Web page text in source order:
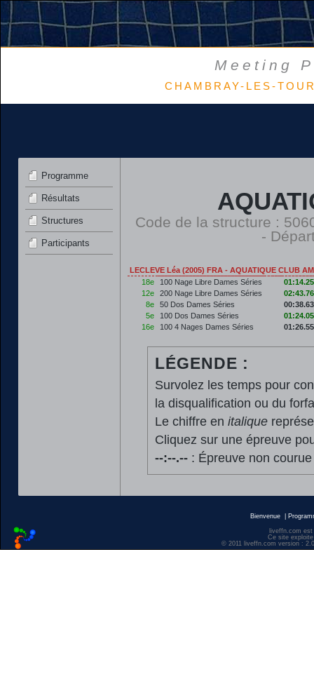
Meeting
CHAMBRAY-LES-
Programme
Résultats
Structures
Participants
Code de la structure :
-
LECLEVE Léa (2005) FRA - AQUATIQUE CLUB
18e
100 Nage Libre Dames Séries
01:14.25
12e
200 Nage Libre Dames Séries
02:43.76
8e
50 Dos Dames Séries
00:38.63
5e
100 Dos Dames Séries
01:24.05
16e
100 4 Nages Dames Séries 01:26.55
LÉGENDE :
Survolez les temps pour
la disqualification ou du
Le chiffre en italique
Cliquez sur une épreuve
--:--.--: Épreuve non
Bienvenue
liveffn.com
Ce site
© 2011 liveffn.com version :